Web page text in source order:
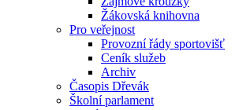
Žákovská knihovna
Pro veřejnost
Provozní řády sportovišť
Ceník služeb
Archiv
Časopis Dřevák
Školní parlament